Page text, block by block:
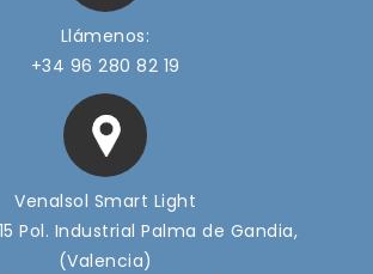
Llámenos:
+34 96 280 82 19
Venalsol Smart Light
Pol. Industrial Palma de Gandia,
(Valencia)